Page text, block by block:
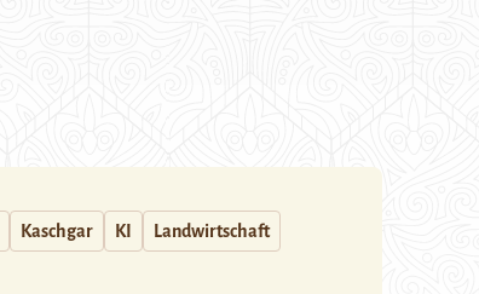
Kaschgar KI Landwirtschaft